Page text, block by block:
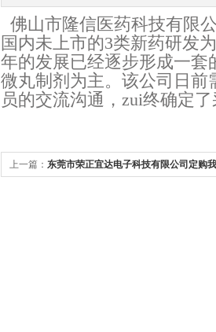
佛山市隆信医药科技有限
国内未上市的3类新药研发
年的发展已经逐步形成一
微丸制剂为主。该公司日
员的交流沟通，zui终确定
上一篇： 东莞市荣正宜达电子科技有限公司定购